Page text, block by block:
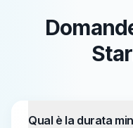
Qual è la durata